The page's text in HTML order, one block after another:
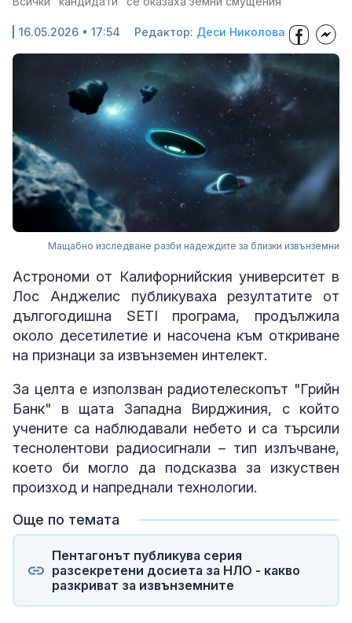
16.05.2026 • 17:54 Редактор: Деси Николова
Мащабно изследване разби надеждите за близки извънземни
Астрономи от Калифорнийския университет в
Лос Анджелис публикуваха резултатите от
дългогодишна SETI програма, продължила
около десетилетие и насочена към откриване
на признаци за извънземен интелект.
За целта е използван радиотелескопът "Грийн
Банк" в щата Западна Вирджиния, с който
учените са наблюдавали небето и са търсили
теснолентови радиосигнали – тип излъчване,
което би могло да подсказва за изкуствен
произход и напреднали технологии.
Още по темата
Пентагонът публикува серия
разсекретени досиета за НЛО - какво
разкриват за извънземните